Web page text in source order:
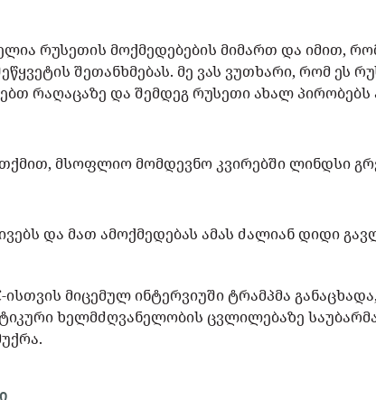
რუსეთის მოქმედებების მიმართ და იმით,
შეთანხმებას. მე ვას ვუთხარი, რომ ეს
რაღაცაზე და შემდეგ რუსეთი ახალ პირობებს
მსოფლიო მომდევნო კვირებში ლინდსი
და მათ ამოქმედებას ამას ძალიან დიდი
ისთვის მიცემულ ინტერვიუში ტრამპმა
ხელმძღვანელობის ცვლილებაზე